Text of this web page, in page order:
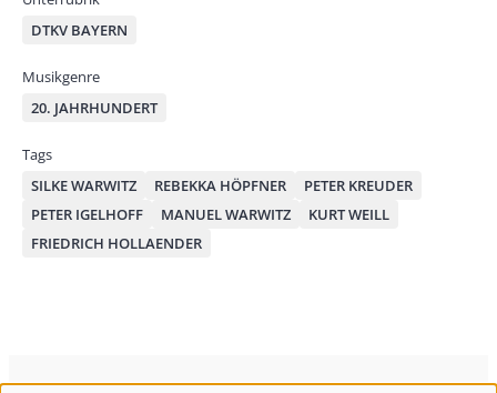
DTKV BAYERN
Musikgenre
20. JAHRHUNDERT
Tags
SILKE WARWITZ
REBEKKA HÖPFNER
PETER KREUDER
PETER IGELHOFF
MANUEL WARWITZ
KURT WEILL
FRIEDRICH HOLLAENDER